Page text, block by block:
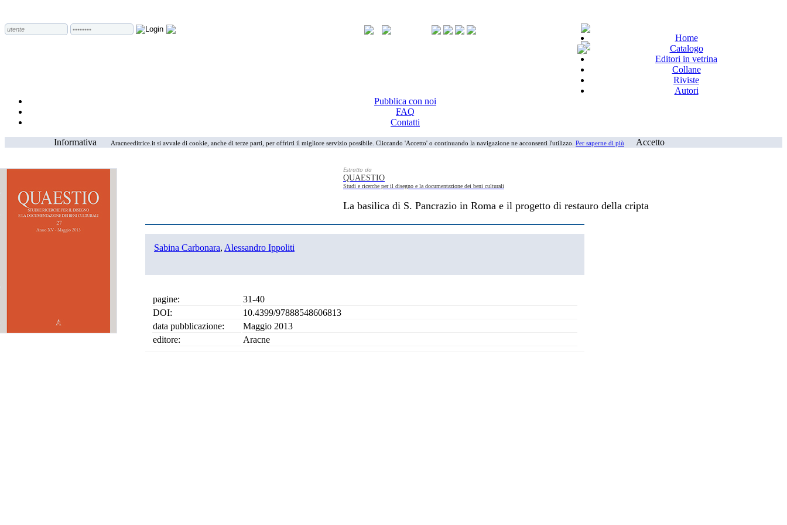
Home
Catalogo
Editori in vetrina
Collane
Riviste
Autori
Pubblica con noi
FAQ
Contatti
Informativa
Aracneeditrice.it si avvale di cookie, anche di terze parti, per offrirti il migliore servizio possibile. Cliccando 'Accetto' o continuando la navigazione ne acconsenti l'utilizzo. Per saperne di più Accetto
Estratto da
QUAESTIO
Studi e ricerche per il disegno e la documentazione dei beni culturali
La basilica di S. Pancrazio in Roma e il progetto di restauro della cripta
Sabina Carbonara, Alessandro Ippoliti
pagine:
31-40
DOI:
10.4399/97888548606813
data pubblicazione:
Maggio 2013
editore:
Aracne